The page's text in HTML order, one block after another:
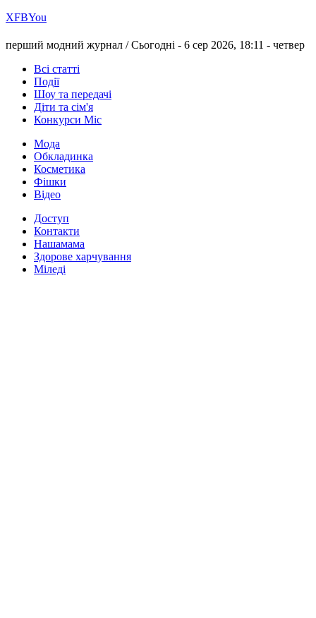
ХFBYou
перший модний журнал /Сьогодні - 6 сер 2026, 18:11 - четвер
Всі статті
Події
Шоу та передачі
Діти та сім'я
Конкурси Міс
Мода
Обкладинка
Косметика
Фішки
Відео
Доступ
Контакти
Нашамама
Здорове харчування
Міледі